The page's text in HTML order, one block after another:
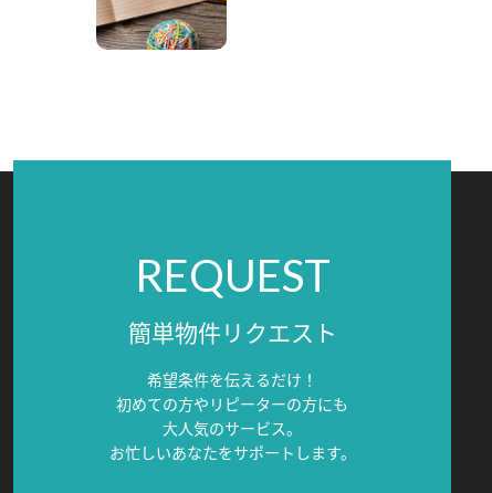
REQUEST
簡単物件リクエスト
希望条件を伝えるだけ！
初めての方やリピーターの方にも
大人気のサービス。
お忙しいあなたをサポートします。